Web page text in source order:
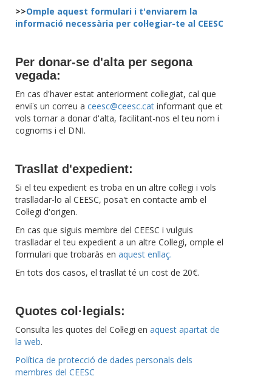
>>Omple aquest formulari i t'enviarem la
informació necessària per col·legiar-te al CEESC
Per donar-se d'alta per segona
vegada:
En cas d'haver estat anteriorment col·legiat, cal que
enviïs un correu a ceesc@ceesc.cat informant que et
vols tornar a donar d'alta, facilitant-nos el teu nom i
cognoms i el DNI.
Trasllat d'expedient:
Si el teu expedient es troba en un altre col·legi i vols
traslladar-lo al CEESC, posa't en contacte amb el
Col·legi d'origen.
En cas que siguis membre del CEESC i vulguis
traslladar el teu expedient a un altre Col·legi, omple el
formulari que trobaràs en aquest enllaç.
En tots dos casos, el trasllat té un cost de 20€.
Quotes col·legials:
Consulta les quotes del Col·legi en aquest apartat de
la web.
Política de protecció de dades personals dels
membres del CEESC